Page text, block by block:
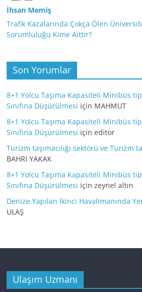
İhsan Memiş
Trafik Kazalarında Çokça Ölen
Sorumluluğu Kime Aittir?
Son Yorumlar
8+1 Yolcu Taşıma Kapasiteli Minibüs
Sınıfına Düşürülmesi için MAHMUT
8+1 Yolcu Taşıma Kapasiteli Minibüs
Sınıfına Düşürülmesi içineditor
Turizm taşımacılığı sektörü ve Turizm
BAHRİ YAKAK
8+1 Yolcu Taşıma Kapasiteli Minibüs
Sınıfına Düşürülmesi içinzeynel altın
Denize Yapılan İkinci Havalimanında
ULAŞ
Ulaşım Uzmanı